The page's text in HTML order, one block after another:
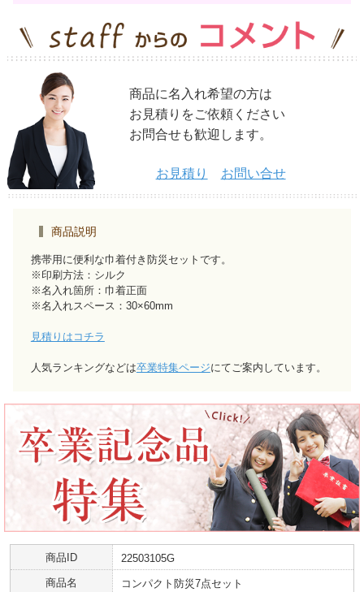
商品に名入れ希望の方は
お見積りをご依頼ください
お問合せも歓迎します。
お見積り お問い合せ
商品説明
携帯用に便利な巾着付き防災セットです。
※印刷方法：シルク
※名入れ箇所：巾着正面
※名入れスペース：30×60mm
見積りはコチラ
人気ランキングなどは卒業特集ページにてご案内しています。
商品ID
22503105G
商品名
コンパクト防災7点セット